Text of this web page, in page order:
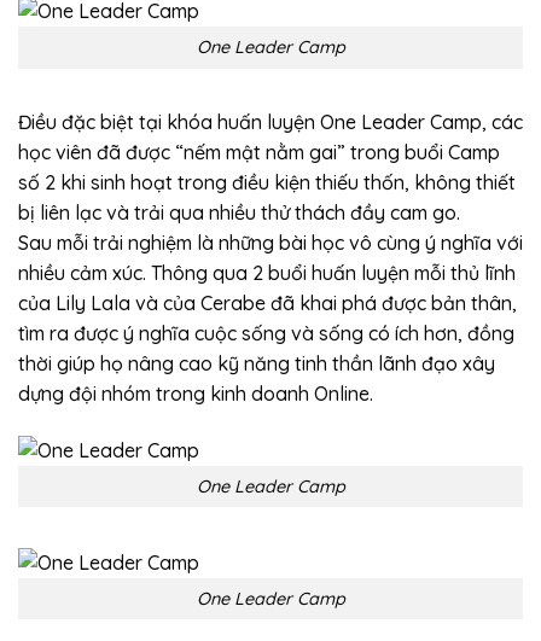
One Leader Camp
Điều đặc biệt tại khóa huấn luyện One Leader Camp, các
học viên đã được “nếm mật nằm gai” trong buổi Camp
số 2 khi sinh hoạt trong điều kiện thiếu thốn, không thiết
bị liên lạc và trải qua nhiều thử thách đầy cam go.
Sau mỗi trải nghiệm là những bài học vô cùng ý nghĩa với
nhiều cảm xúc. Thông qua 2 buổi huấn luyện mỗi thủ lĩnh
của Lily Lala và của Cerabe đã khai phá được bản thân,
tìm ra được ý nghĩa cuộc sống và sống có ích hơn, đồng
thời giúp họ nâng cao kỹ năng tinh thần lãnh đạo xây
dựng đội nhóm trong kinh doanh Online.
One Leader Camp
One Leader Camp